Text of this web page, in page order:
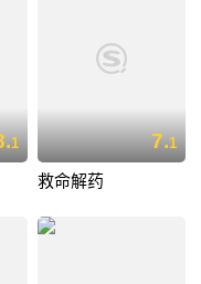
1 7.1
救命解药